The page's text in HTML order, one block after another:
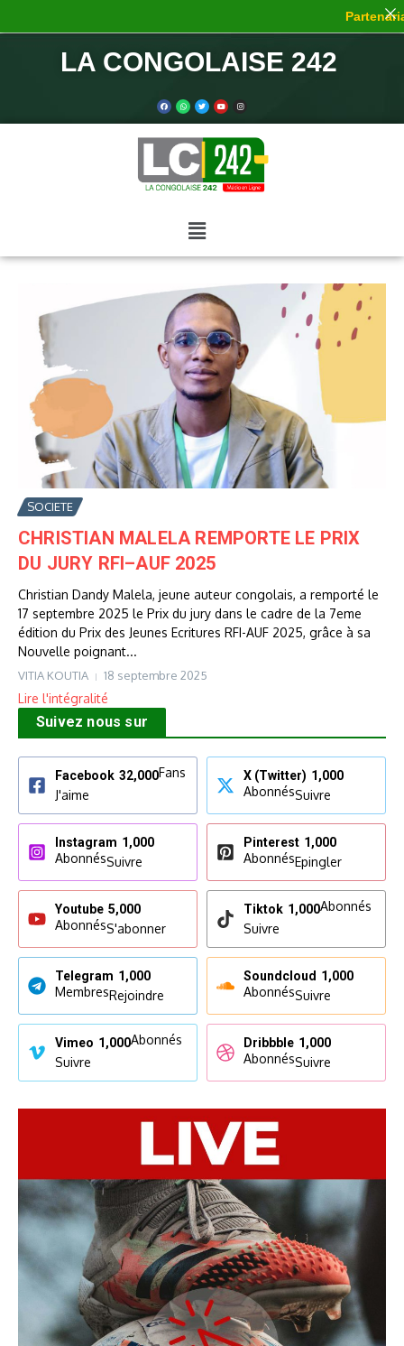
LA CONGOLAISE 242
SOCIETE
CHRISTIAN MALELA REMPORTE LE PRIX
DU JURY RFI–AUF 2025
Christian Dandy Malela, jeune auteur congolais, a remporté le
17 septembre 2025 le Prix du jury dans le cadre de la 7eme
édition du Prix des Jeunes Ecritures RFI-AUF 2025, grâce à sa
Nouvelle poignant...
VITIA KOUTIA 18 septembre 2025
Lire l'intégralité
Suivez nous sur
Facebook 32,000Fans
J'aime
X (Twitter) 1,000
AbonnésSuivre
Instagram 1,000
AbonnésSuivre
Pinterest 1,000
AbonnésEpingler
Youtube 5,000
AbonnésS'abonner
Tiktok 1,000Abonnés
Suivre
Telegram 1,000
MembresRejoindre
Soundcloud 1,000
AbonnésSuivre
Vimeo 1,000Abonnés
Suivre
Dribbble 1,000
AbonnésSuivre